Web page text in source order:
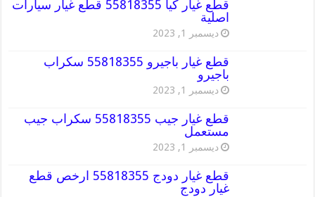
قطع غيار كيا 55818355 قطع غيار سيارات
اصلية
ديسمبر 1, 2023
قطع غيار باجيرو 55818355 سكراب
باجيرو
ديسمبر 1, 2023
قطع غيار جيب 55818355 سكراب جيب
مستعمل
ديسمبر 1, 2023
قطع غيار دودج 55818355 ارخص قطع
غيار دودج